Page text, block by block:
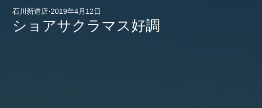
ショアサクラマス好調
石川新道店 2019年4月12日